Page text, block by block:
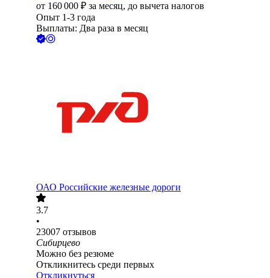
от 160 000 ₽ за месяц, до вычета налогов
Опыт 1-3 года
Выплаты: Два раза в месяц
ОАО Российские железные дороги
3.7
•
23007 отзывов
Сибирцево
Можно без резюме
Откликнитесь среди первых
Откликнуться